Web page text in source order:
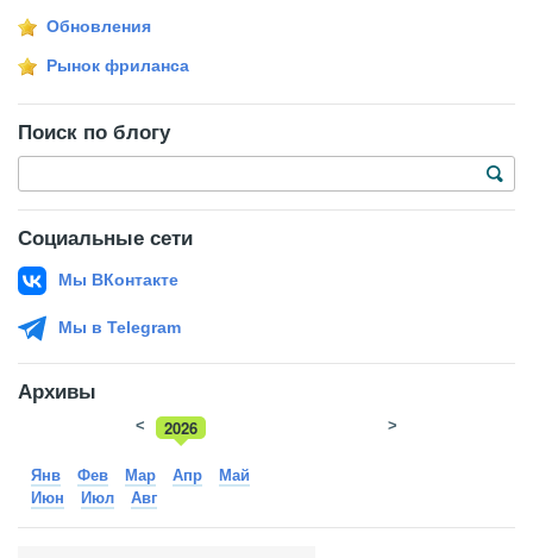
Обновления
Рынок фриланса
Поиск по блогу
Социальные сети
Мы ВКонтакте
Мы в Telegram
Архивы
2026
2025
< >
Янв Фев Мар Апр
Май
Июн
Июл Авг